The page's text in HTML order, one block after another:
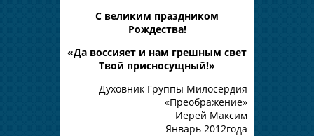
С великим праздником
Рождества!
«Да воссияет и нам грешным свет
Твой присносущный!»
Духовник Группы Милосердия
«Преображение»
Иерей Максим
Январь 2012года